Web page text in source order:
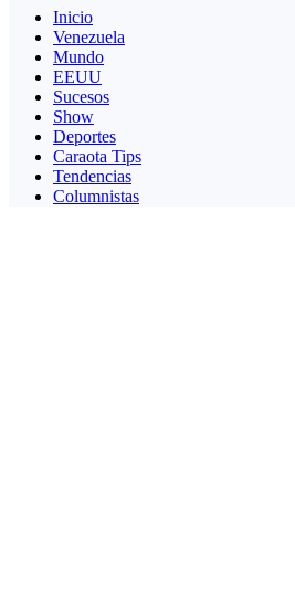
Inicio
Venezuela
Mundo
EEUU
Sucesos
Show
Deportes
Caraota Tips
Tendencias
Columnistas